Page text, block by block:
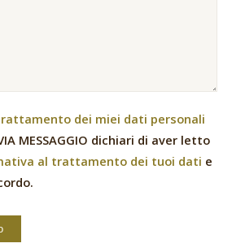
dei miei dati personali
MESSAGGIO dichiari di aver letto
al trattamento dei tuoi dati e